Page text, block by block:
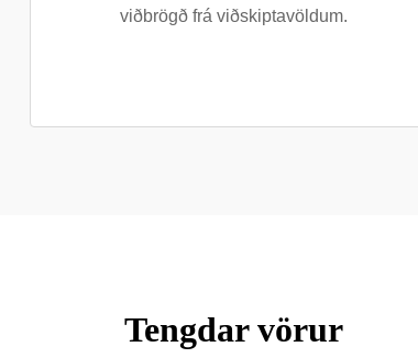
viðbrögð frá viðskiptavöldum.
Tengdar vörur